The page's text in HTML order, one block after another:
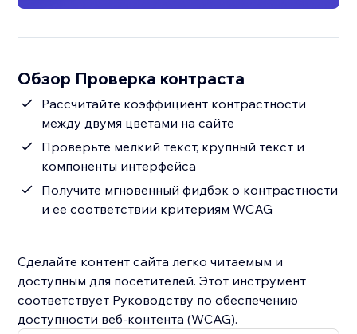
Обзор Проверка контраста
Рассчитайте коэффициент контрастности
между двумя цветами на сайте
Проверьте мелкий текст, крупный текст и
компоненты интерфейса
Получите мгновенный фидбэк о контрастности
и ее соответствии критериям WCAG
Сделайте контент сайта легко читаемым и
доступным для посетителей. Этот инструмент
соответствует Руководству по обеспечению
доступности веб-контента (WCAG).